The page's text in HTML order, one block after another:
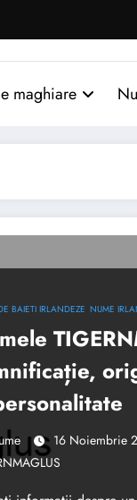
maghiare
BAIETI IRLANDEZE NUME
16 Noiembrie